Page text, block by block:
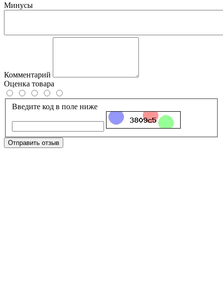
Минусы
Комментарий
Оценка товара
Введите код в поле ниже
Отправить отзыв